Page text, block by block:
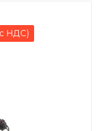
НДС)